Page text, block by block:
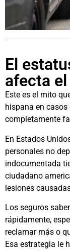
El
afecta
Este es el mito
hispana en
completamente
En Estados
personales no
indocumentada
ciudadano
lesiones
Los seguros
rápidamente,
reclamar más o
Esa estrategia le